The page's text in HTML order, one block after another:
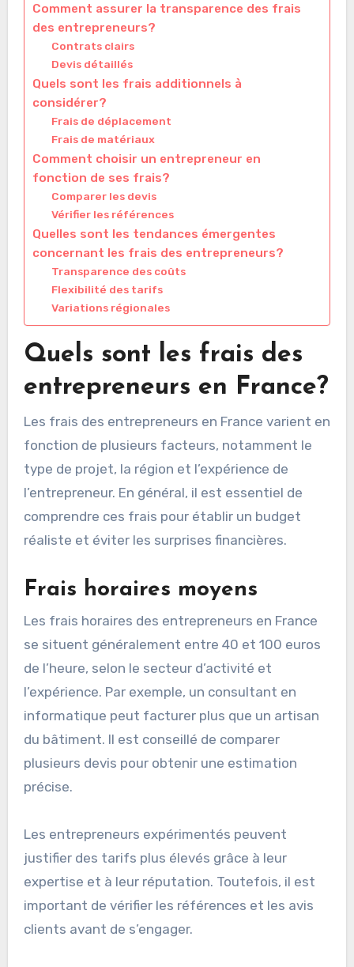
Comment assurer la transparence des frais
des entrepreneurs?
Contrats clairs
Devis détaillés
Quels sont les frais additionnels à
considérer?
Frais de déplacement
Frais de matériaux
Comment choisir un entrepreneur en
fonction de ses frais?
Comparer les devis
Vérifier les références
Quelles sont les tendances émergentes
concernant les frais des entrepreneurs?
Transparence des coûts
Flexibilité des tarifs
Variations régionales
Quels sont les frais des
entrepreneurs en France?
Les frais des entrepreneurs en France varient en
fonction de plusieurs facteurs, notamment le
type de projet, la région et l’expérience de
l’entrepreneur. En général, il est essentiel de
comprendre ces frais pour établir un budget
réaliste et éviter les surprises financières.
Frais horaires moyens
Les frais horaires des entrepreneurs en France
se situent généralement entre 40 et 100 euros
de l’heure, selon le secteur d’activité et
l’expérience. Par exemple, un consultant en
informatique peut facturer plus que un artisan
du bâtiment. Il est conseillé de comparer
plusieurs devis pour obtenir une estimation
précise.
Les entrepreneurs expérimentés peuvent
justifier des tarifs plus élevés grâce à leur
expertise et à leur réputation. Toutefois, il est
important de vérifier les références et les avis
clients avant de s’engager.